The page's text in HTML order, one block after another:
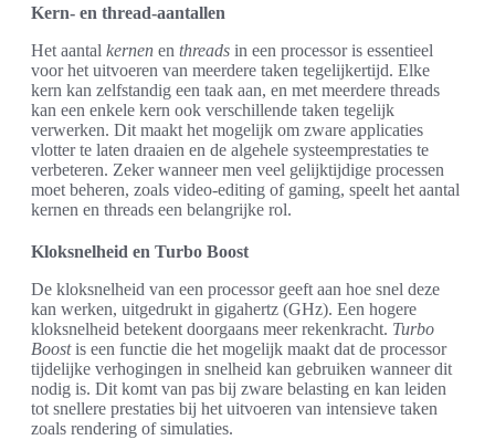
Kern- en thread-aantallen
Het aantal kernen en threads in een processor is essentieel
voor het uitvoeren van meerdere taken tegelijkertijd. Elke
kern kan zelfstandig een taak aan, en met meerdere threads
kan een enkele kern ook verschillende taken tegelijk
verwerken. Dit maakt het mogelijk om zware applicaties
vlotter te laten draaien en de algehele systeemprestaties te
verbeteren. Zeker wanneer men veel gelijktijdige processen
moet beheren, zoals video-editing of gaming, speelt het aantal
kernen en threads een belangrijke rol.
Kloksnelheid en Turbo Boost
De kloksnelheid van een processor geeft aan hoe snel deze
kan werken, uitgedrukt in gigahertz (GHz). Een hogere
kloksnelheid betekent doorgaans meer rekenkracht. Turbo
Boostis een functie die het mogelijk maakt dat de processor
tijdelijke verhogingen in snelheid kan gebruiken wanneer dit
nodig is. Dit komt van pas bij zware belasting en kan leiden
tot snellere prestaties bij het uitvoeren van intensieve taken
zoals rendering of simulaties.